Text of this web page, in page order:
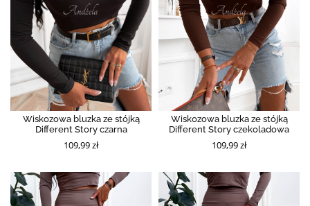
Wiskozowa bluzka ze stójką
Different Story czarna
109,99 zł
Wiskozowa bluzka ze stójką
Different Story czekoladowa
109,99 zł